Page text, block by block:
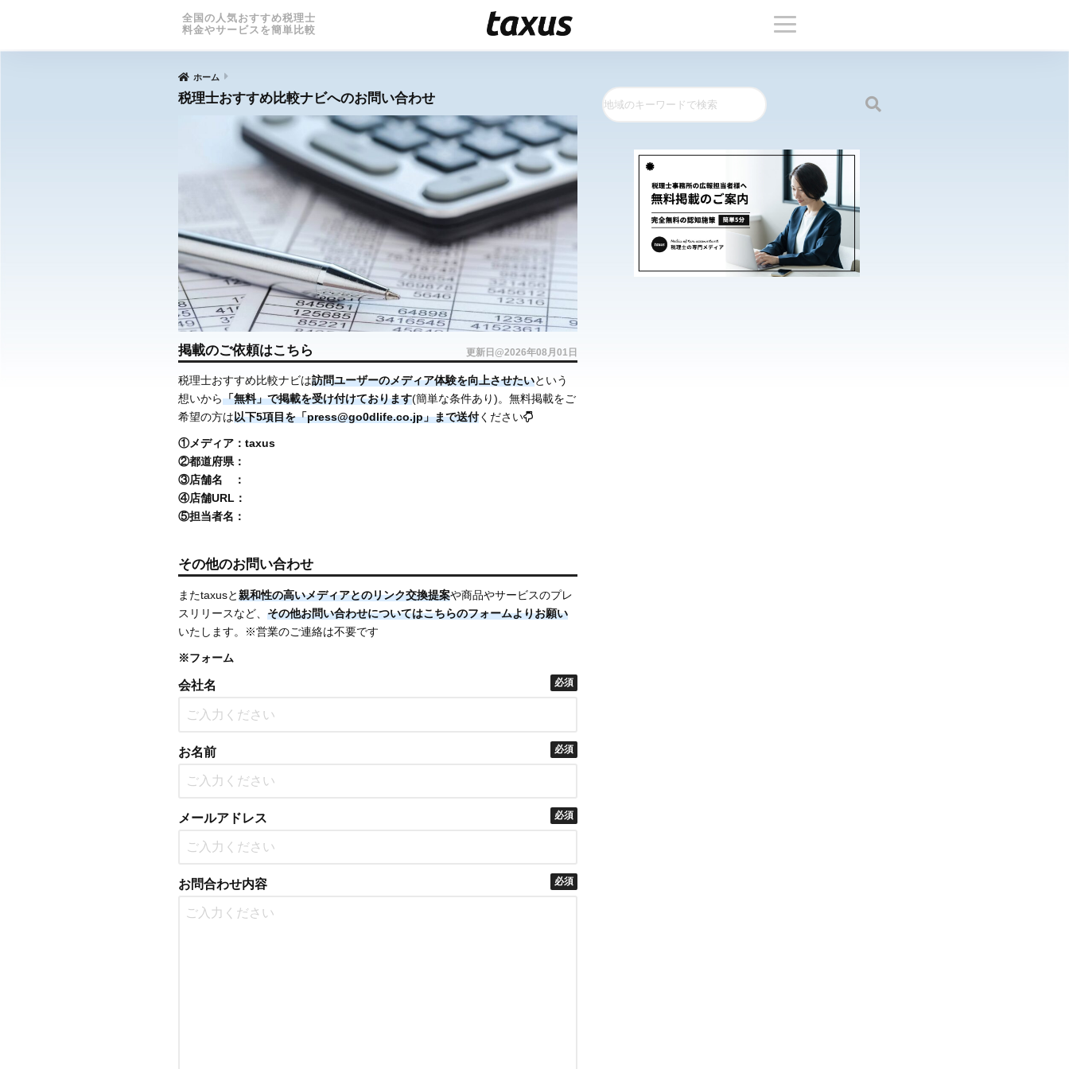
全国の人気おすすめ税理士
料金やサービスを簡単比較
ホーム
税理士おすすめ比較ナビへのお問い合わせ
更新日@2026年08月01日
掲載のご依頼はこちら
税理士おすすめ比較ナビは訪問ユーザーのメディア体験を向上させたいという
想いから「無料」で掲載を受け付けております(簡単な条件あり)。無料掲載をご
希望の方は以下5項目を「press@go0dlife.co.jp」まで送付ください
①メディア：taxus
②都道府県：
③店舗名 ：
④店舗URL：
⑤担当者名：
その他のお問い合わせ
またtaxusと親和性の高いメディアとのリンク交換提案や商品やサービスのプレ
スリリースなど、 その他お問い合わせについてはこちらのフォームよりお願い
いたします。※営業のご連絡は不要です
※フォーム
会社名
お名前
メールアドレス
お問合わせ内容